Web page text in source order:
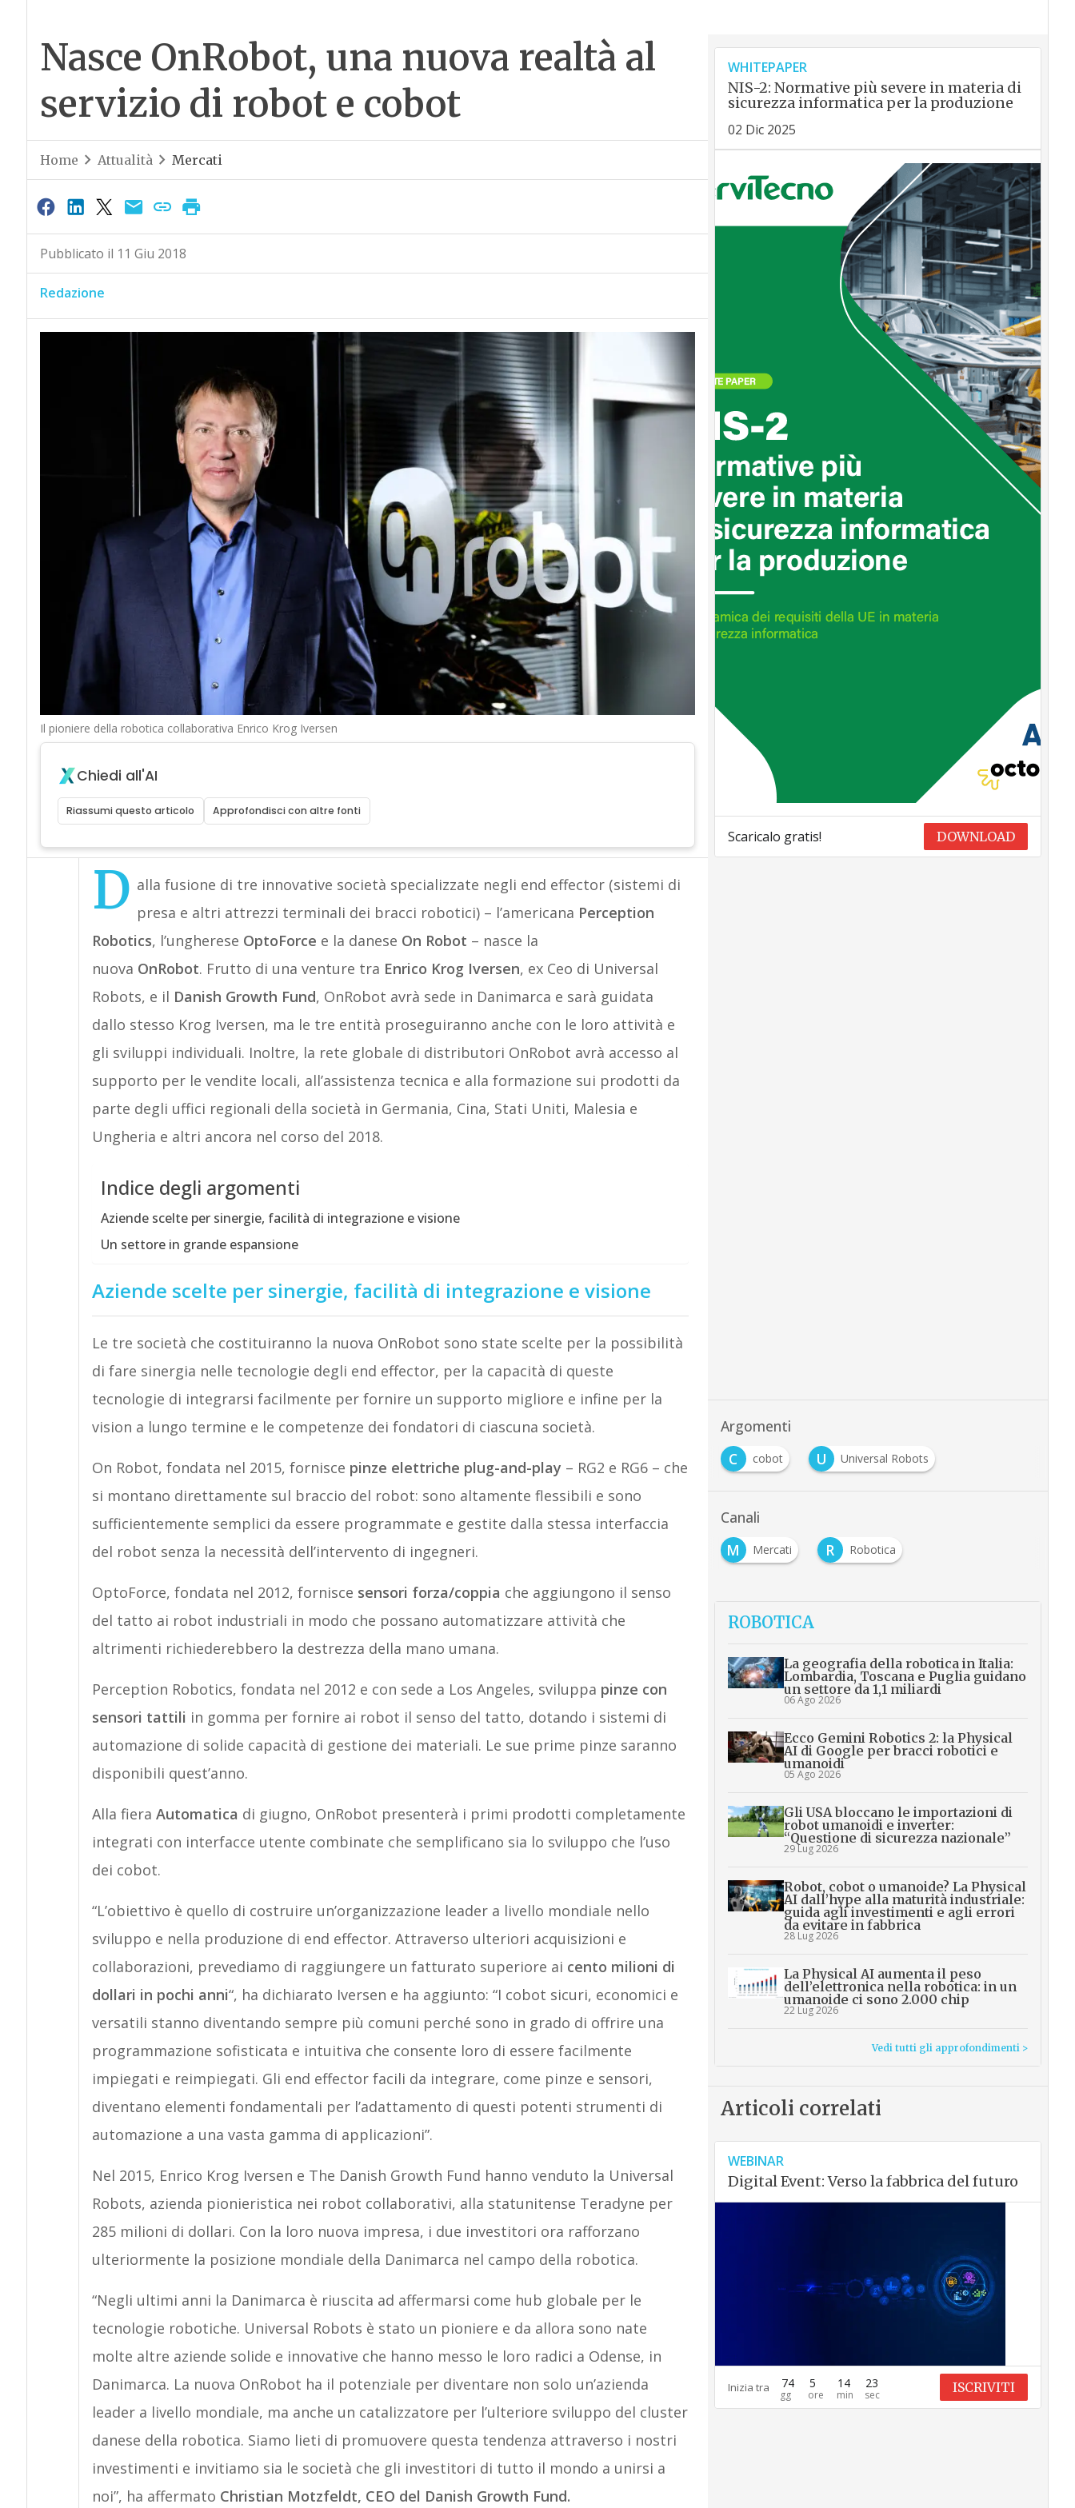
Nasce OnRobot, una nuova realtà al
servizio di robot e cobot
Home Attualità Mercati
Pubblicato il 11 Giu 2018
Redazione
Il pioniere della robotica collaborativa Enrico Krog Iversen
Chiedi all'AI
Riassumi questo articolo Approfondisci con altre fonti
D alla fusione di tre innovative società specializzate negli end effector (sistemi di
presa e altri attrezzi terminali dei bracci robotici) – l’americana Perception
Robotics, l’ungherese OptoForce e la danese On Robot – nasce la
nuova OnRobot. Frutto di una venture tra Enrico Krog Iversen, ex Ceo di Universal
Robots, e il Danish Growth Fund, OnRobot avrà sede in Danimarca e sarà guidata
dallo stesso Krog Iversen, ma le tre entità proseguiranno anche con le loro attività e
gli sviluppi individuali. Inoltre, la rete globale di distributori OnRobot avrà accesso al
supporto per le vendite locali, all’assistenza tecnica e alla formazione sui prodotti da
parte degli uffici regionali della società in Germania, Cina, Stati Uniti, Malesia e
Ungheria e altri ancora nel corso del 2018.
Indice degli argomenti
Aziende scelte per sinergie, facilità di integrazione e visione
Un settore in grande espansione
Aziende scelte per sinergie, facilità di integrazione e visione
Le tre società che costituiranno la nuova OnRobot sono state scelte per la possibilità
di fare sinergia nelle tecnologie degli end effector, per la capacità di queste
tecnologie di integrarsi facilmente per fornire un supporto migliore e infine per la
vision a lungo termine e le competenze dei fondatori di ciascuna società.
On Robot, fondata nel 2015, fornisce pinze elettriche plug-and-play – RG2 e RG6 – che
si montano direttamente sul braccio del robot: sono altamente flessibili e sono
sufficientemente semplici da essere programmate e gestite dalla stessa interfaccia
del robot senza la necessità dell’intervento di ingegneri.
OptoForce, fondata nel 2012, fornisce sensori forza/coppia che aggiungono il senso
del tatto ai robot industriali in modo che possano automatizzare attività che
altrimenti richiederebbero la destrezza della mano umana.
Perception Robotics, fondata nel 2012 e con sede a Los Angeles, sviluppa pinze con
sensori tattili in gomma per fornire ai robot il senso del tatto, dotando i sistemi di
automazione di solide capacità di gestione dei materiali. Le sue prime pinze saranno
disponibili quest’anno.
Alla fiera Automatica di giugno, OnRobot presenterà i primi prodotti completamente
integrati con interfacce utente combinate che semplificano sia lo sviluppo che l’uso
dei cobot.
“L’obiettivo è quello di costruire un’organizzazione leader a livello mondiale nello
sviluppo e nella produzione di end effector. Attraverso ulteriori acquisizioni e
collaborazioni, prevediamo di raggiungere un fatturato superiore ai cento milioni di
dollari in pochi anni“, ha dichiarato Iversen e ha aggiunto: “I cobot sicuri, economici e
versatili stanno diventando sempre più comuni perché sono in grado di offrire una
programmazione sofisticata e intuitiva che consente loro di essere facilmente
impiegati e reimpiegati. Gli end effector facili da integrare, come pinze e sensori,
diventano elementi fondamentali per l’adattamento di questi potenti strumenti di
automazione a una vasta gamma di applicazioni”.
Nel 2015, Enrico Krog Iversen e The Danish Growth Fund hanno venduto la Universal
Robots, azienda pionieristica nei robot collaborativi, alla statunitense Teradyne per
285 milioni di dollari. Con la loro nuova impresa, i due investitori ora rafforzano
ulteriormente la posizione mondiale della Danimarca nel campo della robotica.
“Negli ultimi anni la Danimarca è riuscita ad affermarsi come hub globale per le
tecnologie robotiche. Universal Robots è stato un pioniere e da allora sono nate
molte altre aziende solide e innovative che hanno messo le loro radici a Odense, in
Danimarca. La nuova OnRobot ha il potenziale per diventare non solo un’azienda
leader a livello mondiale, ma anche un catalizzatore per l’ulteriore sviluppo del cluster
danese della robotica. Siamo lieti di promuovere questa tendenza attraverso i nostri
investimenti e invitiamo sia le società che gli investitori di tutto il mondo a unirsi a
noi”, ha affermato Christian Motzfeldt, CEO del Danish Growth Fund.
WHITEPAPER
NIS-2: Normative più severe in materia di
sicurezza informatica per la produzione
02 Dic 2025
Scaricalo gratis! DOWNLOAD
Argomenti
C
cobot U Universal Robots
Canali
M
Mercati R Robotica
ROBOTICA
La geografia della robotica in Italia:
Lombardia, Toscana e Puglia guidano
un settore da 1,1 miliardi
06 Ago 2026
Ecco Gemini Robotics 2: la Physical
AI di Google per bracci robotici e
umanoidi
05 Ago 2026
Gli USA bloccano le importazioni di
robot umanoidi e inverter:
“Questione di sicurezza nazionale”
29 Lug 2026
Robot, cobot o umanoide? La Physical
AI dall’hype alla maturità industriale:
guida agli investimenti e agli errori
da evitare in fabbrica
28 Lug 2026
La Physical AI aumenta il peso
dell’elettronica nella robotica: in un
umanoide ci sono 2.000 chip
22 Lug 2026
Vedi tutti gli approfondimenti >
Articoli correlati
WEBINAR
Digital Event: Verso la fabbrica del futuro
Inizia tra 74 5 14 22 ISCRIVITI